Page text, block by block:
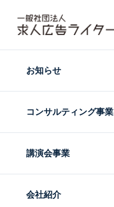
お知らせ
コンサルティング事業
講演会事業
会社紹介